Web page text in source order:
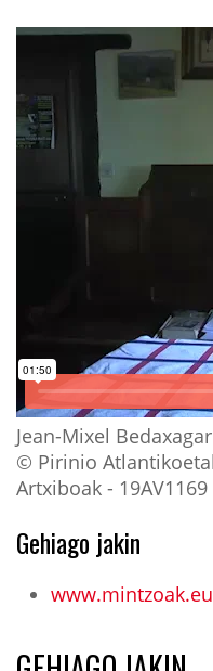
Jean-Mixel
© Pirinio
Artxiboak - 19AV1169
Gehiago jakin